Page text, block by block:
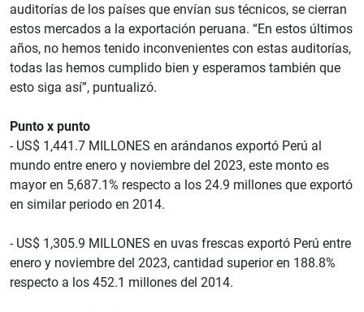
auditorías de los países que envían sus técnicos, se cierran
estos mercados a la exportación peruana. “En estos últimos
años, no hemos tenido inconvenientes con estas auditorías,
todas las hemos cumplido bien y esperamos también que
esto siga así”, puntualizó.
Punto x punto
- US$ 1,441.7 MILLONES en arándanos exportó Perú al
mundo entre enero y noviembre del 2023, este monto es
mayor en 5,687.1% respecto a los 24.9 millones que exportó
en similar periodo en 2014.
- US$ 1,305.9 MILLONES en uvas frescas exportó Perú entre
enero y noviembre del 2023, cantidad superior en 188.8%
respecto a los 452.1 millones del 2014.